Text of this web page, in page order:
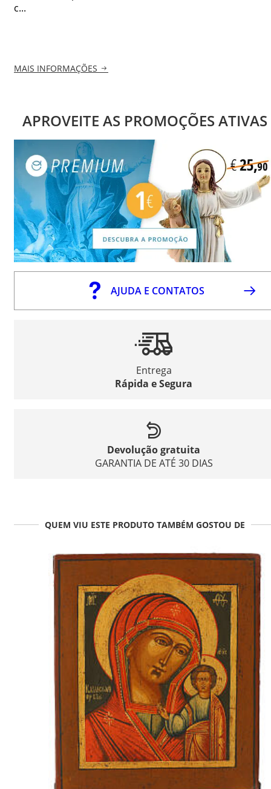
c...
MAIS INFORMAÇÕES
APROVEITE AS PROMOÇÕES ATIVAS
AJUDA E CONTATOS
Entrega
Rápida e Segura
Devolução gratuita
GARANTIA DE ATÉ 30 DIAS
QUEM VIU ESTE PRODUTO TAMBÉM GOSTOU DE